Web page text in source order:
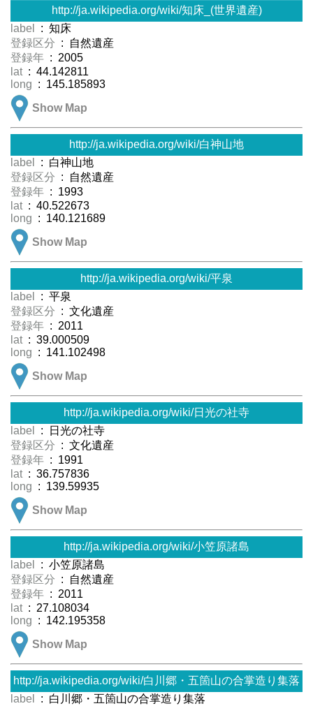
http://ja.wikipedia.org/wiki/知床_(世界遺産)
label
: 知床
登録区分 : 自然遺産
登録年 : 2005
lat : 44.142811
long : 145.185893
Show Map
http://ja.wikipedia.org/wiki/白神山地
label
: 白神山地
登録区分 : 自然遺産
登録年 : 1993
lat : 40.522673
long : 140.121689
Show Map
http://ja.wikipedia.org/wiki/平泉
label
: 平泉
登録区分 : 文化遺産
登録年 : 2011
lat : 39.000509
long : 141.102498
Show Map
http://ja.wikipedia.org/wiki/日光の社寺
label
: 日光の社寺
登録区分 : 文化遺産
登録年 : 1991
lat : 36.757836
long : 139.59935
Show Map
http://ja.wikipedia.org/wiki/小笠原諸島
label
: 小笠原諸島
登録区分 : 自然遺産
登録年 : 2011
lat : 27.108034
long : 142.195358
Show Map
http://ja.wikipedia.org/wiki/白川郷・五箇山の合掌造り集落
label
: 白川郷・五箇山の合掌造り集落